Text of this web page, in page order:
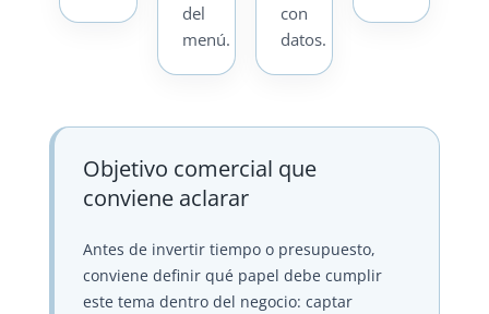
del
menú.
con
datos.
Objetivo comercial que
conviene aclarar
Antes de invertir tiempo o presupuesto,
conviene definir qué papel debe cumplir
este tema dentro del negocio: captar